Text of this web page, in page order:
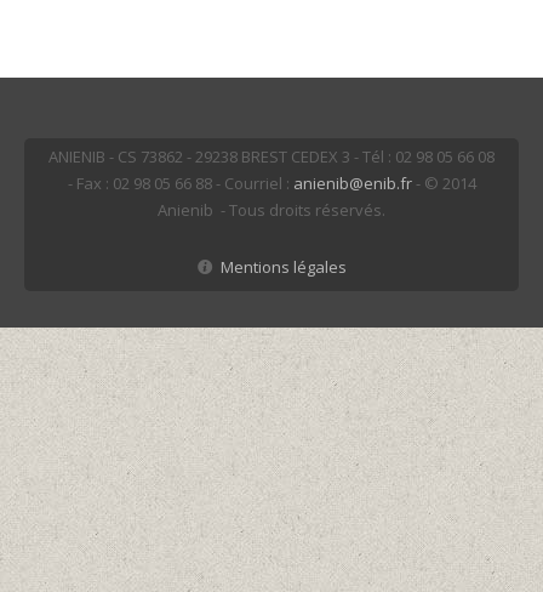
ANIENIB - CS 73862 - 29238 BREST CEDEX 3 - Tél : 02 98 05 66 08
- Fax : 02 98 05 66 88 - Courriel : anienib@enib.fr- © 2014
Anienib - Tous droits réservés.
Mentions légales